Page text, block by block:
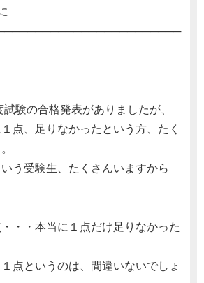
験の合格発表がありましたが、
点、足りなかったという方、たく
う受験生、たくさんいますから
・・本当に１点だけ足りなかった
点というのは、間違いないでしょ